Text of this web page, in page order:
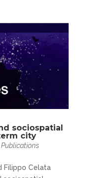
sociospatial
city
Publications
Filippo Celata